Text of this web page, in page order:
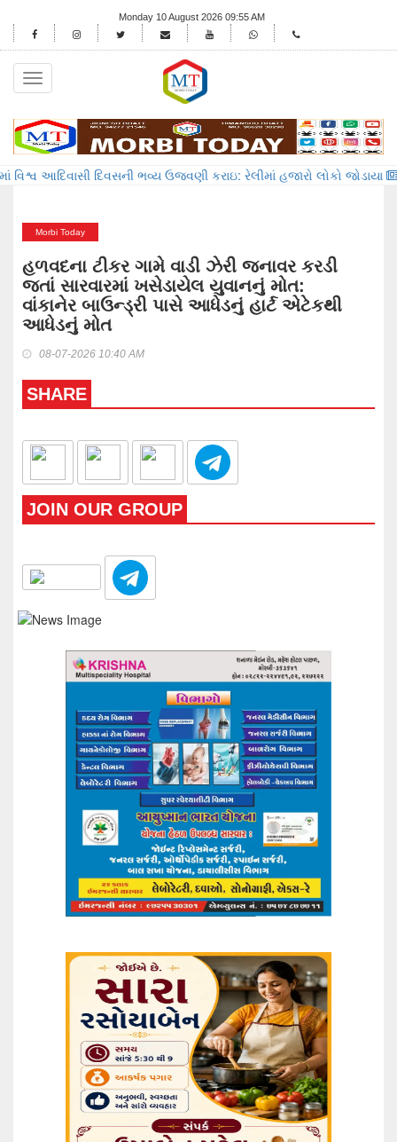
Monday 10 August 2026 09:55 AM
Toggle
navigation
દિવસની ભવ્ય ઉજવણી કરાઇ: રેલીમાં હજારો લોકો જોડાયા વાંકાનેર
Morbi Today
હળવદના ટીકર ગામે વાડી ઝેરી જનાવર કરડી
જતાં સારવારમાં ખસેડાયેલ યુવાનનું મોત:
વાંકાનેર બાઉન્ડ્રી પાસે આધેડનું હાર્ટ એટેકથી
આધેડનું મોત
08-07-2026 10:40 AM
SHARE
JOIN OUR GROUP